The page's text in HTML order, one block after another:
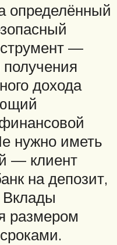
определённый
—
дохода
нужно иметь
— клиент
на депозит,
Вклады
размером